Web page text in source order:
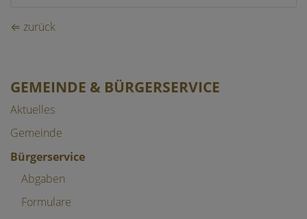
GEMEINDE & BÜRGERSERVICE
Aktuelles
Gemeinde
Bürgerservice
Abgaben
Formulare
⇐ zurück